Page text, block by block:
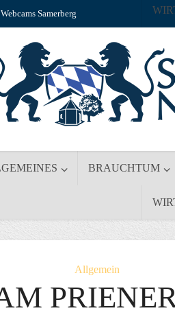
Webcams Samerberg
BRAUCHTUM
Allgemein